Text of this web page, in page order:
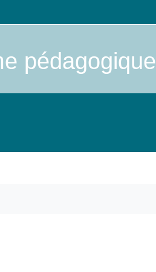
pédagogique